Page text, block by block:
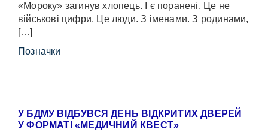
«Мороку» загинув хлопець. І є поранені. Це не
військові цифри. Це люди. З іменами. З родинами,
[…]
Позначки
У БДМУ ВІДБУВСЯ ДЕНЬ ВІДКРИТИХ ДВЕРЕЙ
У ФОРМАТІ «МЕДИЧНИЙ КВЕСТ»